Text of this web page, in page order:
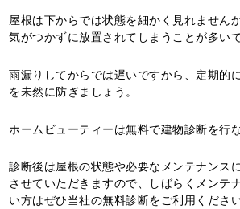
屋根は下からでは状態を細かく見れません
気がつかずに放置されてしまうことが多いで
雨漏りしてからでは遅いですから、定期的
を未然に防ぎましょう。
ホームビューティーは無料で建物診断を行
診断後は屋根の状態や必要なメンテナンス
させていただきますので、しばらくメンテ
い方はぜひ当社の無料診断をご利用くださ